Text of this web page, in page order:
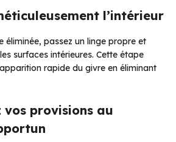
l’intérieur
éliminée, passez un linge propre et
surfaces intérieures. Cette étape
rapide du givre en éliminant
vos provisions au